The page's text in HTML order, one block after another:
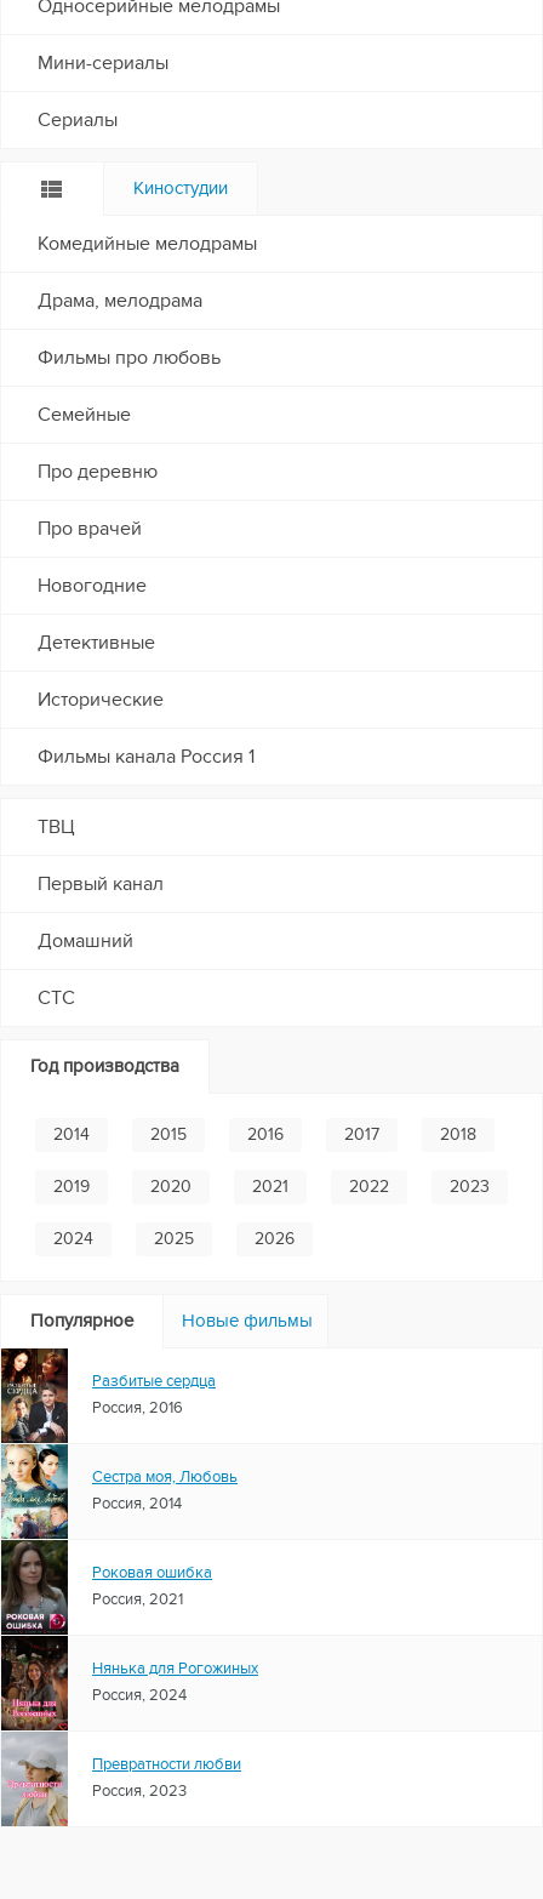
Односерийные мелодрамы
Мини-сериалы
Сериалы
Киностудии
Комедийные мелодрамы
Драма, мелодрама
Фильмы про любовь
Семейные
Про деревню
Про врачей
Новогодние
Детективные
Исторические
Фильмы канала Россия 1
ТВЦ
Первый канал
Домашний
СТС
Год производства
2014 2015 2016 2017 2018
2019 2020 2021 2022 2023
2024 2025 2026
Популярное Новые фильмы
Разбитые сердца
Россия, 2016
Сестра моя, Любовь
Россия, 2014
Роковая ошибка
Россия, 2021
Нянька для Рогожиных
Россия, 2024
Превратности любви
Россия, 2023